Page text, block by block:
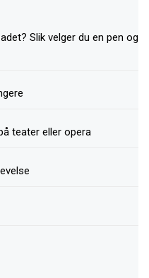
Slik velger du en pen og
teater eller opera